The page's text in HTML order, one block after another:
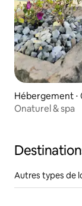
Hébergement ⋅
Onaturel & spa
Autres types de